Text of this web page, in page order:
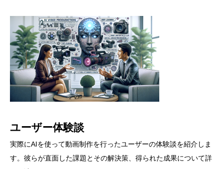
ユーザー体験談
実際にAIを使って動画制作を行ったユーザーの体験談を紹介しま
す。彼らが直面した課題とその解決策、得られた成果について詳